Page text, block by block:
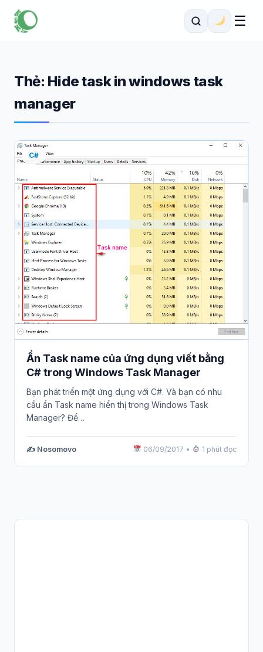
☰
Thẻ: Hide task in windows task
manager
C#
Ẩn Task name của ứng dụng viết bằng
C# trong Windows Task Manager
Bạn phát triển một ứng dụng với C#. Và bạn có nhu
cầu ẩn Task name hiển thị trong Windows Task
Manager? Để…
✍️ Nosomovo 06/09/2017 • 1 phút đọc